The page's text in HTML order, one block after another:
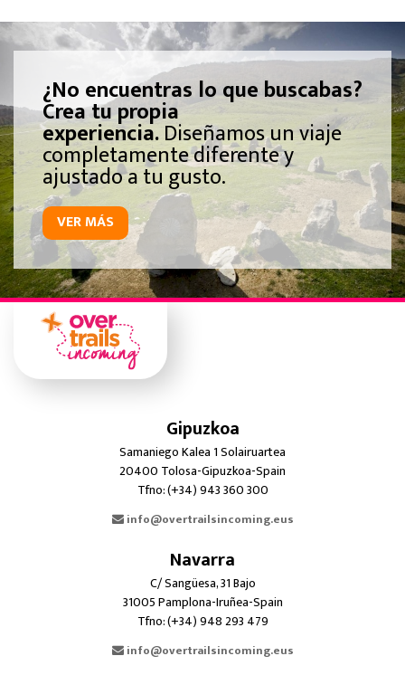
¿No encuentras lo que buscabas?
Crea tu propia
experiencia.Diseñamos un viaje
completamente diferente y
ajustado a tu gusto.
VER MÁS
Gipuzkoa
Samaniego Kalea 1 Solairuartea
20400 Tolosa-Gipuzkoa-Spain
Tfno: (+34) 943 360 300
info@overtrailsincoming.eus
Navarra
C/ Sangüesa, 31 Bajo
31005 Pamplona-Iruñea-Spain
Tfno: (+34) 948 293 479
info@overtrailsincoming.eus